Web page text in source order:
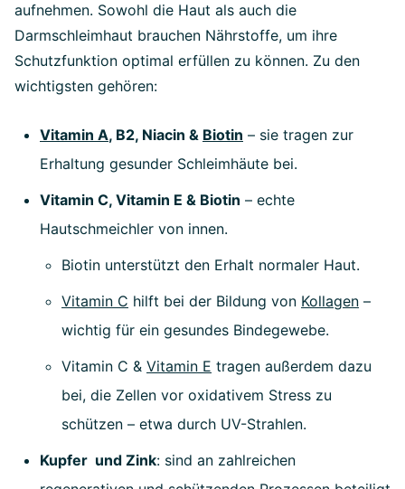
aufnehmen. Sowohl die Haut als auch die
Darmschleimhaut brauchen Nährstoffe, um ihre
Schutzfunktion optimal erfüllen zu können. Zu den
wichtigsten gehören:
Vitamin A, B2, Niacin & Biotin – sie tragen zur
Erhaltung gesunder Schleimhäute bei.
Vitamin C, Vitamin E & Biotin – echte
Hautschmeichler von innen.
Biotin unterstützt den Erhalt normaler Haut.
Vitamin C hilft bei der Bildung von Kollagen –
wichtig für ein gesundes Bindegewebe.
Vitamin C & Vitamin E tragen außerdem dazu
bei, die Zellen vor oxidativem Stress zu
schützen – etwa durch UV-Strahlen.
Kupfer und Zink: sind an zahlreichen